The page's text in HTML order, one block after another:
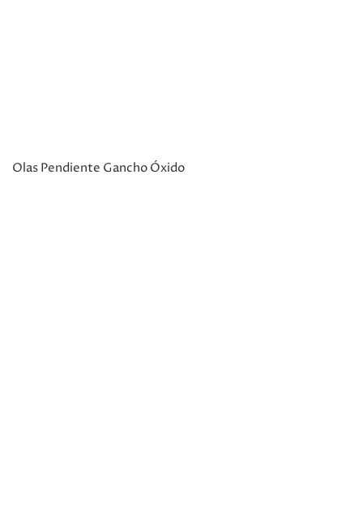
Olas Pendiente Gancho Óxido